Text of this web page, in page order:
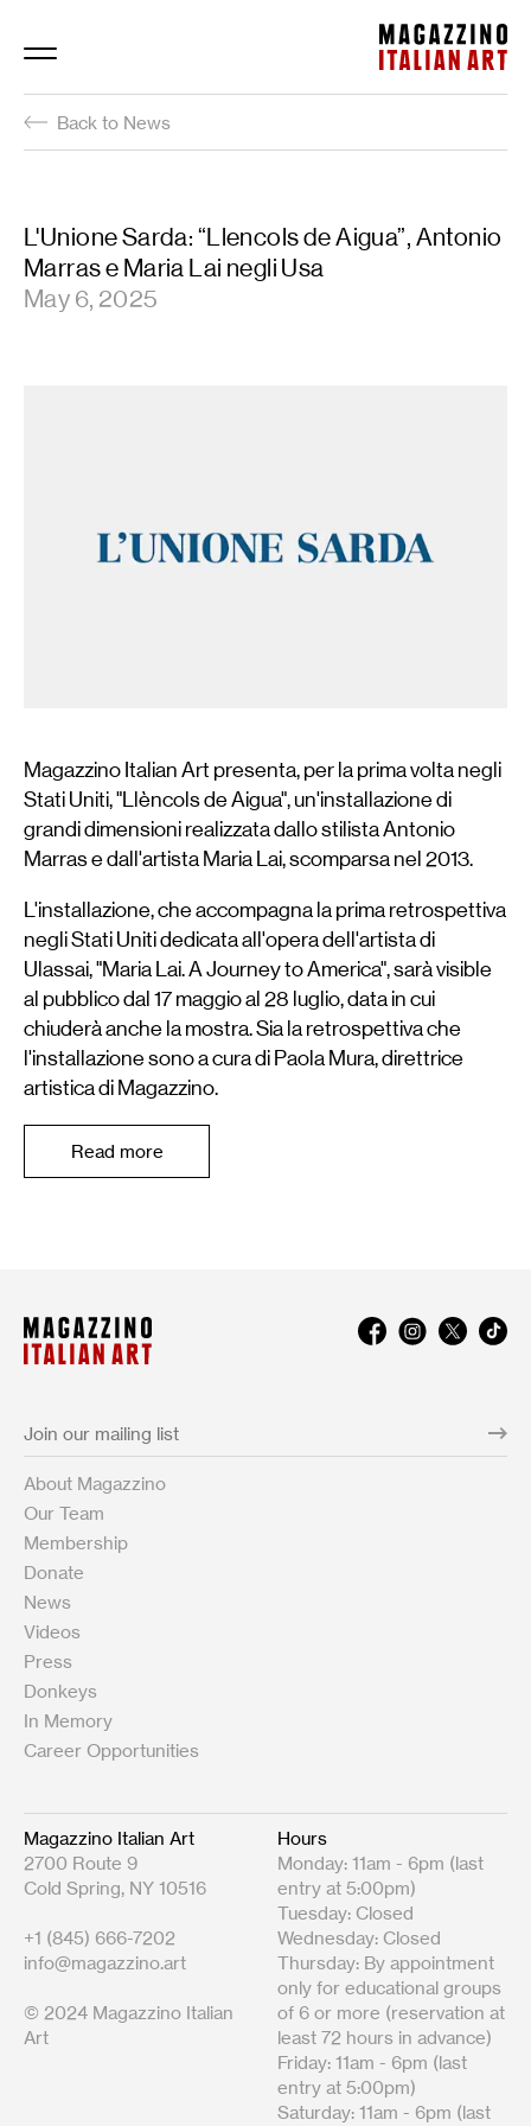
Magazzino Italian Art
Back to News
L'Unione Sarda: “Llencols de Aigua”, Antonio
Marras e Maria Lai negli Usa
May 6, 2025
Magazzino Italian Art presenta, per la prima volta negli
Stati Uniti, "Llèncols de Aigua", un'installazione di
grandi dimensioni realizzata dallo stilista Antonio
Marras e dall'artista Maria Lai, scomparsa nel 2013.
L'installazione, che accompagna la prima retrospettiva
negli Stati Uniti dedicata all'opera dell'artista di
Ulassai, "Maria Lai. A Journey to America", sarà visible
al pubblico dal 17 maggio al 28 luglio, data in cui
chiuderà anche la mostra. Sia la retrospettiva che
l'installazione sono a cura di Paola Mura, direttrice
artistica di Magazzino.
Read more
About Magazzino
Our Team
Membership
Donate
News
Videos
Press
Donkeys
In Memory
Career Opportunities
Magazzino Italian Art
2700 Route 9
Cold Spring, NY 10516
+1 (845) 666-7202
info@magazzino.art
© 2024 Magazzino Italian
Art
Hours
Monday: 11am - 6pm (last
entry at 5:00pm)
Tuesday: Closed
Wednesday: Closed
Thursday: By appointment
only for educational groups
of 6 or more (reservation at
least 72 hours in advance)
Friday: 11am - 6pm (last
entry at 5:00pm)
Saturday: 11am - 6pm (last